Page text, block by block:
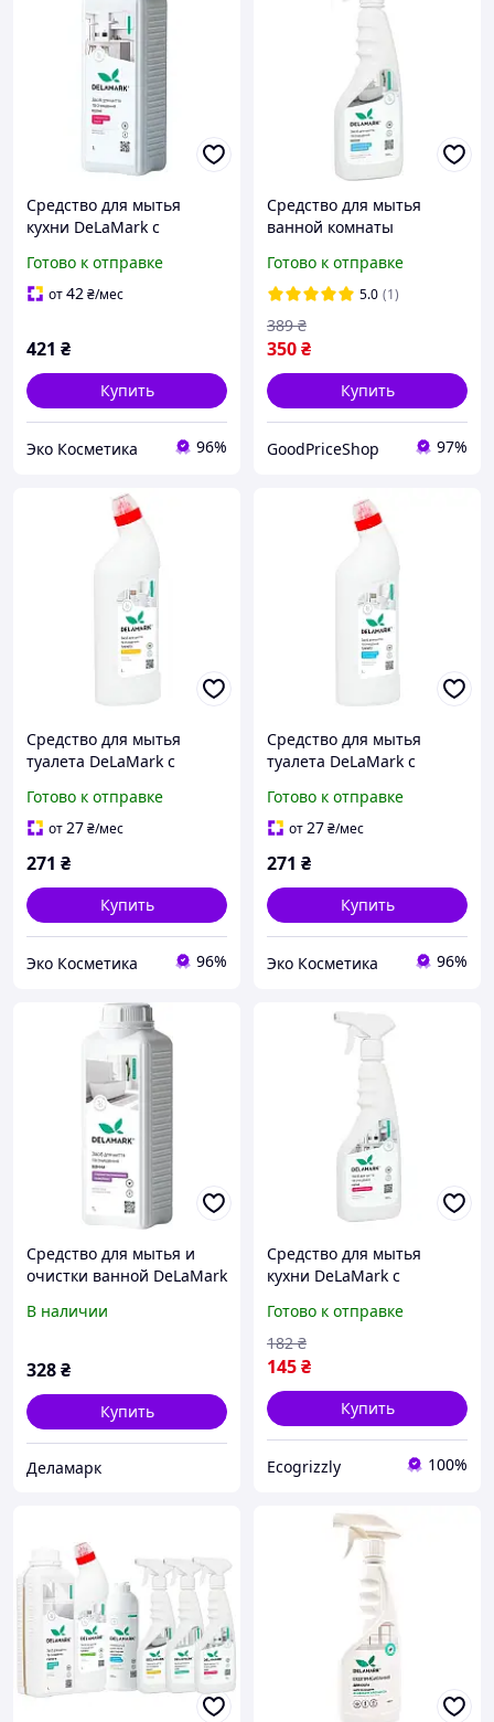
Средство для мытья
кухни DeLaMark с
Готово к отправке
от42₴/мес
421 ₴
Купить
Эко Косметика 96%
Средство для мытья
ванной комнаты
хлопка 500 мл
(4820152333667)
Готово к отправке
5.0 (1)
350₴
389 ₴
Купить
GoodPriceShop 97%
Средство для мытья
туалета DeLaMark с
Готово к отправке
от27₴/мес
271 ₴
Купить
Эко Косметика 96%
Средство для мытья
туалета DeLaMark с
хлопка, 1 л
Готово к отправке
от27₴/мес
271 ₴
Купить
Эко Косметика 96%
Средство для мытья и
очистки ванной DeLaMark
(4820152334121)
В наличии
328₴
Купить
Деламарк
Средство для мытья
кухни DeLaMark с
Готово к отправке
145₴
182 ₴
Купить
Ecogrizzly 100%